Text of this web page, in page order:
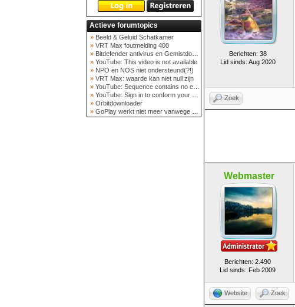
Actieve forumtopics
» Beeld & Geluid Schatkamer
» VRT Max foutmelding 400
» Bitdefender antivirus en Gemistdowloader
» YouTube: This video is not available
» NPO en NOS niet ondersteund(?!)
» VRT Max: waarde kan niet null zijn
» YouTube: Sequence contains no elements
» YouTube: Sign in to conform your not a bot
» Orbitdownloader
» GoPlay werkt niet meer vanwege nieuwe webadres
Berichten: 38
Lid sinds: Aug 2020
Zoek
Webmaster
Berichten: 2.490
Lid sinds: Feb 2009
Website Zoek